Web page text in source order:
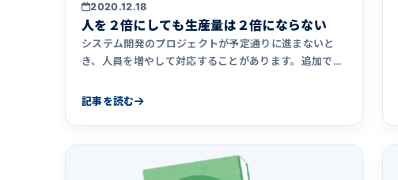
2020.12.18
人を２倍にしても生産量は２倍にならない
システム開発のプロジェクトが予定通りに進まないと
き、人員を増やして対応することがあります。追加でア
ばかりの頃は期待するパフォーマンスを発揮することが
記事を読む